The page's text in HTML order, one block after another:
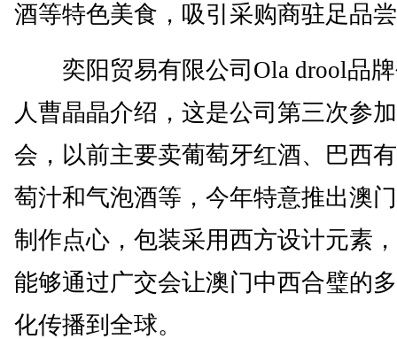
酒等特色美食，吸引采购商驻足品
奕阳贸易有限公司Ola drool品
人曹晶晶介绍，这是公司第三次参
会，以前主要卖葡萄牙红酒、巴西
萄汁和气泡酒等，今年特意推出澳
制作点心，包装采用西方设计元素
能够通过广交会让澳门中西合璧的
化传播到全球。